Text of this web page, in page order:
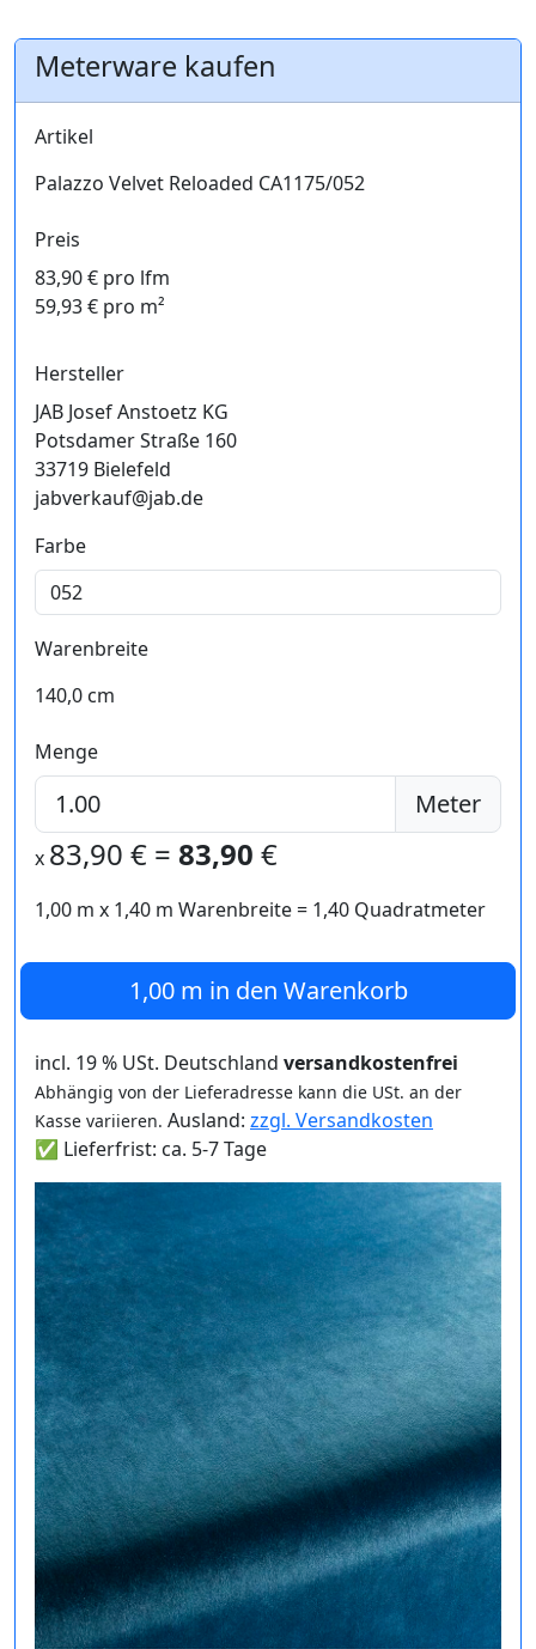
Meterware kaufen
Artikel
Palazzo Velvet Reloaded CA1175/052
Preis
83,90 € pro lfm
59,93 € pro m²
Hersteller
JAB Josef Anstoetz KG
Potsdamer Straße 160
33719 Bielefeld
jabverkauf@jab.de
Farbe
Warenbreite
140,0 cm
Menge
Meter
x 83,90 € = 83,90 €
1,00 m x 1,40 m Warenbreite = 1,40 Quadratmeter
1,00 m in den Warenkorb
incl. 19 % USt. Deutschland versandkostenfrei
Abhängig von der Lieferadresse kann die USt. an der
Kasse variieren. Ausland: zzgl. Versandkosten
✅ Lieferfrist: ca. 5-7 Tage